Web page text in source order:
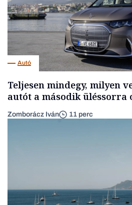
Autó
Teljesen mindegy, milyen
autót a második
Zomborácz Iván 11 perc